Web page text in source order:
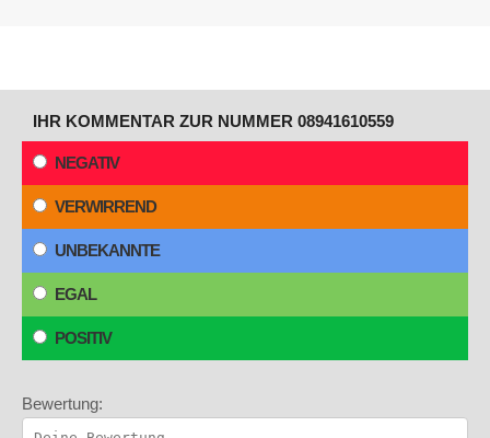
IHR KOMMENTAR ZUR NUMMER 08941610559
NEGATIV
VERWIRREND
UNBEKANNTE
EGAL
POSITIV
Bewertung: